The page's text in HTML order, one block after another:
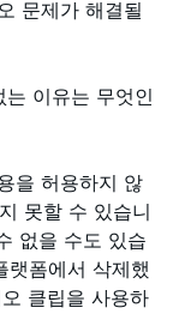
문제가 해결될
이유는 무엇인
을 허용하지 않
못할 수 있습니
없을 수도 있습
랫폼에서 삭제했
클립을 사용하